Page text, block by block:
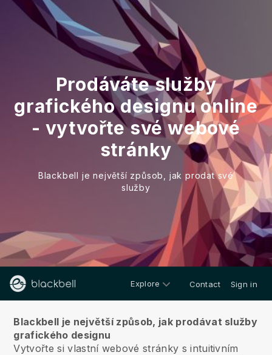
Prodáváte služby
grafického designu online
- vytvořte své webové
stránky
Blackbell je největší způsob, jak prodat své
služby
Explore Contact Sign in
Blackbell je největší způsob, jak prodávat služby
grafického designu
Vytvořte si vlastní webové stránky s intuitivním